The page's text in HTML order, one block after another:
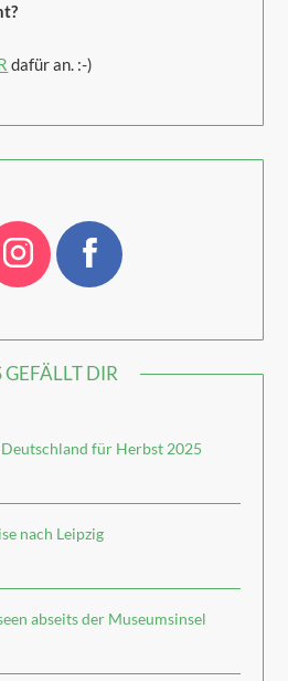
dafür an. :-)
GEFÄLLT DIR
Deutschland für Herbst 2025
nach Leipzig
abseits der Museumsinsel